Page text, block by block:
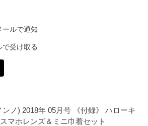
ールで通知
で受け取る
ンノ) 2018年 05月号 《付録》 ハローキ
マホレンズ＆ミニ巾着セット